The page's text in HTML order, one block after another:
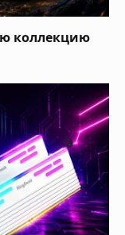
коллекцию